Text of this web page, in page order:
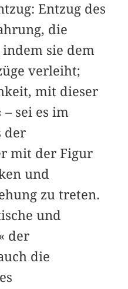
Entzug des
die
sie dem
verleiht;
mit dieser
– sei es im
der
mit der Figur
und
zu treten.
und
der
die